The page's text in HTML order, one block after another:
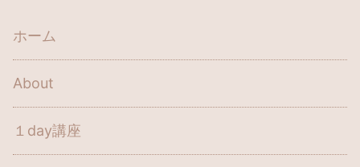
ホーム
About
１day講座